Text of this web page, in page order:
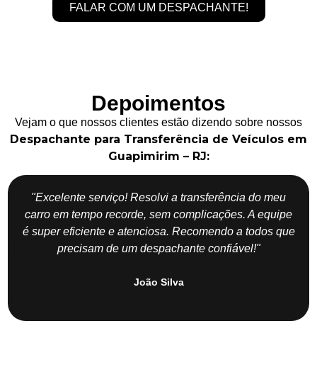
FALAR COM UM DESPACHANTE!
Depoimentos
Vejam o que nossos clientes estão dizendo sobre nossos
Despachante para Transferência de Veículos em
Guapimirim – RJ:
"Excelente serviço! Resolvi a transferência do meu
carro em tempo recorde, sem complicações. A equipe
é super eficiente e atenciosa. Recomendo a todos que
precisam de um despachante confiável!"
João Silva